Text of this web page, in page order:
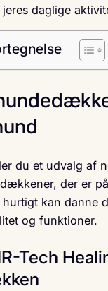
daglige
du et udvalg af
der er
kan danne
og funktioner.
Tech